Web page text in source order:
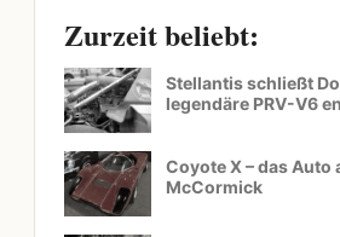
Zurzeit beliebt:
Stellantis schließt
legendäre PRV-V6
Coyote X – das Auto
McCormick